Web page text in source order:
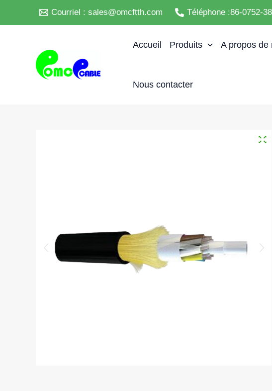
Courriel : sales@omcftth.com Téléphone :86-0752-
Accueil Produits A propos de
Nous contacter